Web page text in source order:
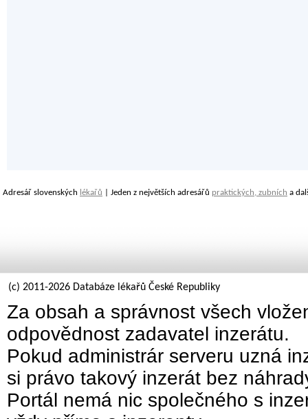
Adresář slovenských lékařů | Jeden z největších adresářů praktických, zubních a
(c) 2011-2026 Databáze lékařů České Republiky
Za obsah a správnost všech
odpovědnost zadavatel inzerátu.
Pokud administrár serveru uzná
si právo takový inzerát bez
Portál nemá nic společného s